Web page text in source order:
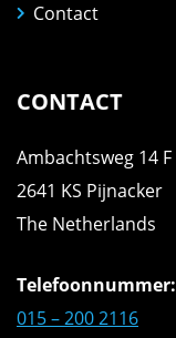
Contact
CONTACT
Ambachtsweg 14 F
2641 KS Pijnacker
The Netherlands
Telefoonnummer:
015 – 200 2116